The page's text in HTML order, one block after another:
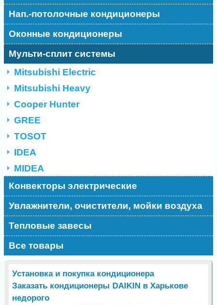
Нап.-потолочные кондиционеры
Оконные кондиционеры
Мульти-сплит системы
Mitsubishi Electric
Mitsubishi Heavy
Cooper Hunter
GREE
TOSOT
IDEA
MIDEA
Конвекторы электрические
Увлажнители, очистители, мойки воздуха
Тепловые завесы
Все товары
Установка и покупка кондиционера
Заказать кондиционеры DAIKIN в Харькове
недорого